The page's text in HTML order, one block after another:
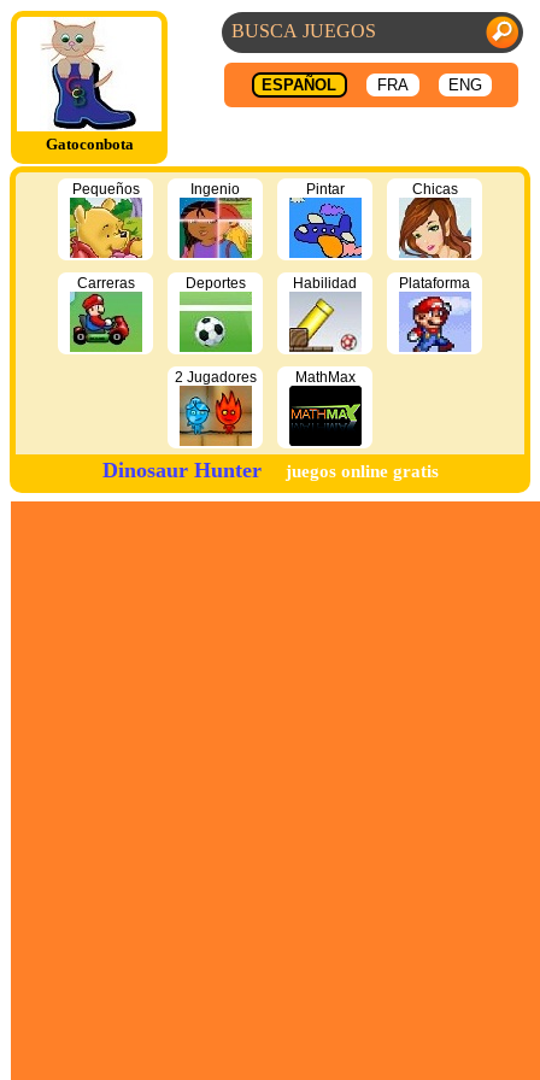
Gatoconbota
ESPAÑOL FRA ENG
Pequeños Ingenio Pintar Chicas
Carreras Deportes Habilidad Plataforma
2 Jugadores MathMax
Dinosaur Hunter juegos online gratis